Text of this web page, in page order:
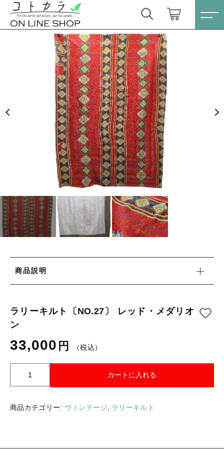
商品説明
ラリーキルト〔NO.27〕 レッド・メダリオ
ン
33,000 円 （税込）
リ
キ
N
カートに入れる
商品カテゴリー: ヴィンテージ, ラリーキルト
カートに商品を追加しました
ラリーキルト〔NO.27〕 レッド・メダリオ
ン
数量
33,000円（税込）
ショッピングを続ける
カートを確認する
ログイン / 会員登録
お気に入り
すべての商品
スキンケア・石鹸
HINOKI（土佐ヒノキ）シリーズ
サステナブル歯ブラシ・歯磨き粉
洗剤・食器用石鹸
タオル/ハンカチ
カトラリー/食器
ファッション
雑貨
ラリーキルト
ギフトラッピング
すべて
スキンケア・石鹸
HINOKI（土佐ヒノキ）シリーズ
サステナブル歯ブラシ・歯磨き粉
洗剤・食器用石鹸
タオル/ハンカチ
国産［奥会津］かごバッグ
布ナプキン
雑貨
キーワード検索
こだわり検索
価格帯
～
在庫あり セール